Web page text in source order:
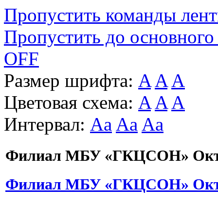
Пропустить команды
Пропустить до основного
OFF
Размер шрифта: A A A
Цветовая схема: A A A
Интервал: Aa Aa Aa
Филиал МБУ «ГКЦСОН»
Филиал МБУ «ГКЦСОН»